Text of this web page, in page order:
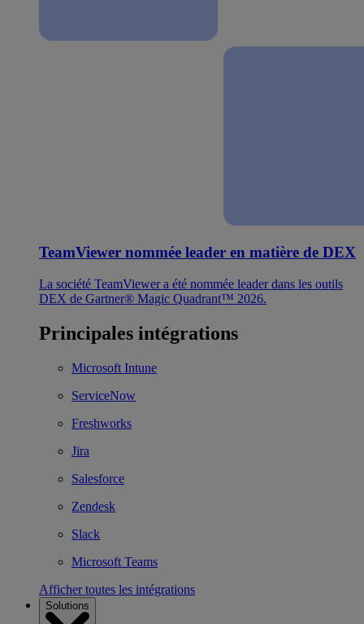
TeamViewer nommée leader en matière de DEX
La société TeamViewer a été nommée leader dans les outils
DEX de Gartner® Magic Quadrant™ 2026.
Principales intégrations
Microsoft Intune
ServiceNow
Freshworks
Jira
Salesforce
Zendesk
Slack
Microsoft Teams
Afficher toutes les intégrations
Solutions